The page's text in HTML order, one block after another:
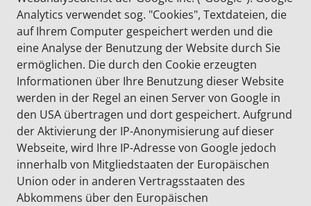
Analytics verwendet sog. "Cookies", Textdateien, die
auf Ihrem Computer gespeichert werden und die
eine Analyse der Benutzung der Website durch Sie
ermöglichen. Die durch den Cookie erzeugten
Informationen über Ihre Benutzung dieser Website
werden in der Regel an einen Server von Google in
den USA übertragen und dort gespeichert. Aufgrund
der Aktivierung der IP-Anonymisierung auf dieser
Webseite, wird Ihre IP-Adresse von Google jedoch
innerhalb von Mitgliedstaaten der Europäischen
Union oder in anderen Vertragsstaaten des
Abkommens über den Europäischen